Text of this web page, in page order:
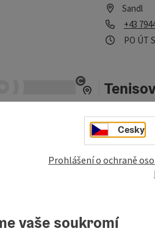
Sandl
telefon
+43
PO ÚT
otevřít
Dva
Sandl
Otevírací
Vítejte na
Cesky
Prohlášení o ochraně
vaše soukromí